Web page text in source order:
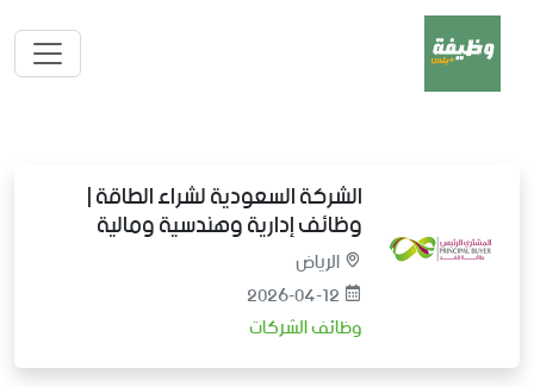
الشركة السعودية لشراء الطاقة |
وظائف إدارية وهندسية ومالية
الرياض
2026-04-12
وظائف الشركات